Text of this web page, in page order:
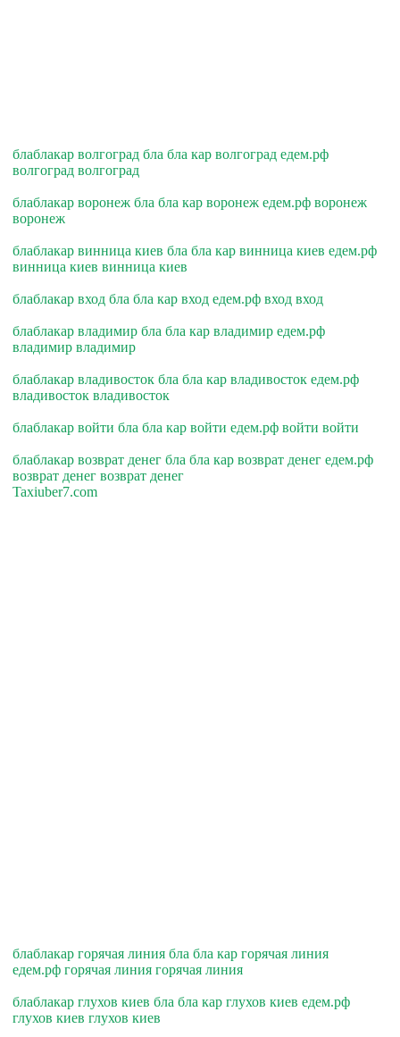
блаблакар волгоград бла бла кар волгоград едем.рф
волгоград волгоград
блаблакар воронеж бла бла кар воронеж едем.рф воронеж
воронеж
блаблакар винница киев бла бла кар винница киев едем.рф
винница киев винница киев
блаблакар вход бла бла кар вход едем.рф вход вход
блаблакар владимир бла бла кар владимир едем.рф
владимир владимир
блаблакар владивосток бла бла кар владивосток едем.рф
владивосток владивосток
блаблакар войти бла бла кар войти едем.рф войти войти
блаблакар возврат денег бла бла кар возврат денег едем.рф
возврат денег возврат денег
Taxiuber7.com
блаблакар горячая линия бла бла кар горячая линия
едем.рф горячая линия горячая линия
блаблакар глухов киев бла бла кар глухов киев едем.рф
глухов киев глухов киев